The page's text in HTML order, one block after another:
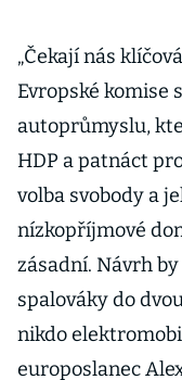
„Čekají nás
Evropské komise
autoprůmyslu,
HDP a patnáct
volba svobody a
nízkopříjmové
zásadní. Návrh
spalováky do
nikdo
europoslanec